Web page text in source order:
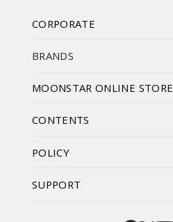
CORPORATE
BRANDS
MOONSTAR ONLINE STORE
CONTENTS
POLICY
SUPPORT